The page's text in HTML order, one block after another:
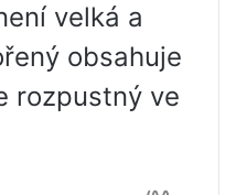
velká a
obsahuje
rozpustný ve